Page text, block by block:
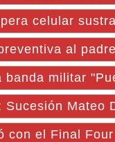
celular
al
banda militar
Sucesión Mateo
con el Final